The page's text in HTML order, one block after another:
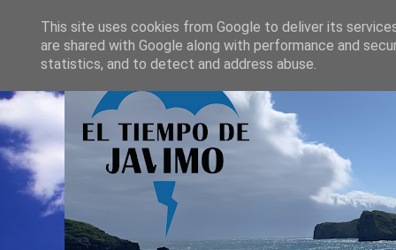
This site uses cookies from Google to deliver its
are shared with Google along with performance and
statistics, and to detect and address abuse.